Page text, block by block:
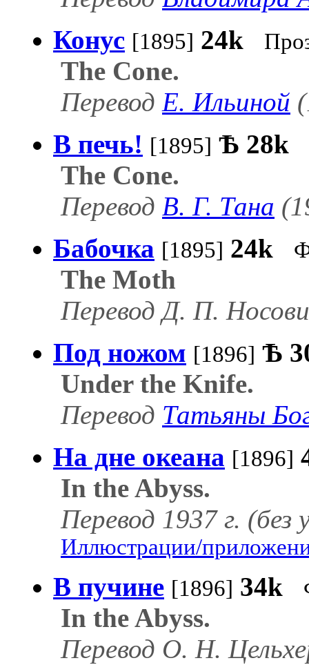
Конус [1895] 24k
The Cone.
Перевод Е. Ильиной
В печь! [1895] Ѣ 28k
The Cone.
Перевод В. Г. Тана
Бабочка [1895] 24k
The Moth
Перевод Д. П.
Под ножом [1896] Ѣ
Under the Knife.
Перевод Татьяны
На дне океана [1896]
In the Abyss.
Перевод 1937 г. (без
Иллюстрации/
В пучине [1896] 34k
In the Abyss.
Перевод О. Н.